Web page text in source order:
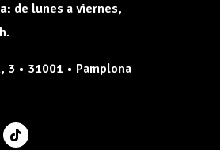
de lunes a viernes,
3 • 31001 • Pamplona